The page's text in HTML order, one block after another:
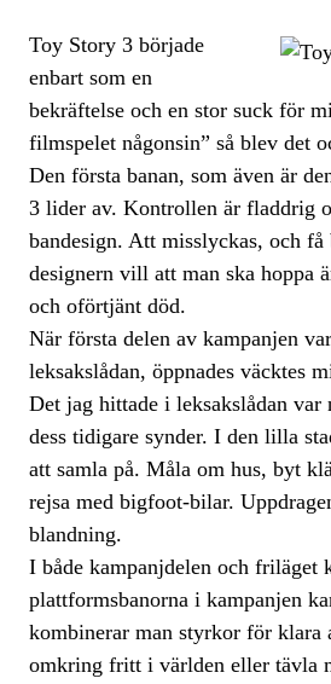
Toy Story 3 började
enbart som en
bekräftelse och en stor suck för
filmspelet någonsin” så blev det
Den första banan, som även är
3 lider av. Kontrollen är fladdrig
bandesign. Att misslyckas, och
designern vill att man ska hoppa
och oförtjänt död.
När första delen av kampanjen
leksakslådan, öppnades väcktes
Det jag hittade i leksakslådan
dess tidigare synder. I den lilla
att samla på. Måla om hus, byt
rejsa med bigfoot-bilar.
blandning.
I både kampanjdelen och friläget
plattformsbanorna i kampanjen
kombinerar man styrkor för klara
omkring fritt i världen eller tävla